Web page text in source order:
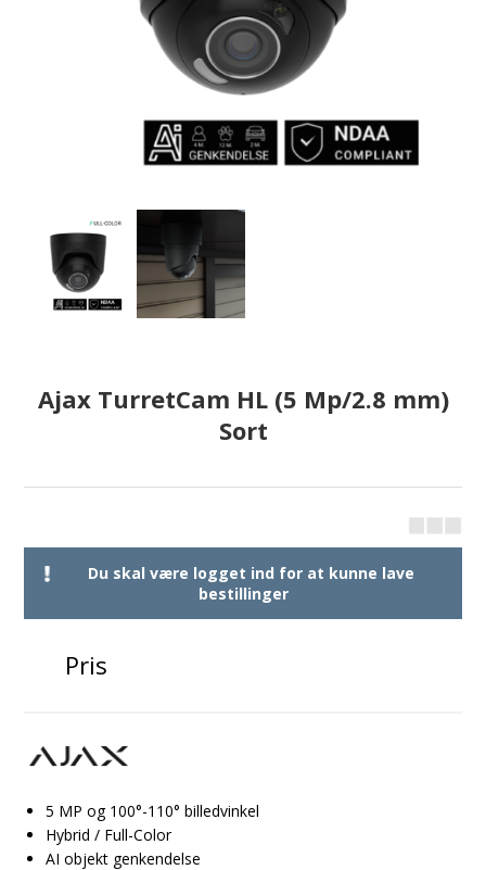
Ajax TurretCam HL (5 Mp/2.8 mm)
Sort
Du skal være logget ind for at kunne lave
bestillinger
Pris
5 MP og 100°-110° billedvinkel
Hybrid / Full-Color
AI objekt genkendelse